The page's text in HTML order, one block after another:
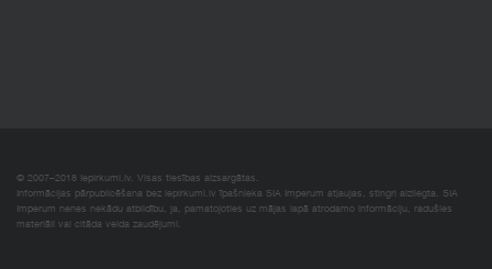
© 2007–2018 Iepirkumi.lv. Visas tiesības aizsargātas.
Informācijas pārpublicēšana bez iepirkumi.lv īpašnieka SIA Imperum atļaujas, stingri aizliegta. SIA
Imperum nenes nekādu atbildību, ja, pamatojoties uz mājas lapā atrodamo informāciju, radušies
materiāli vai citāda veida zaudējumi.